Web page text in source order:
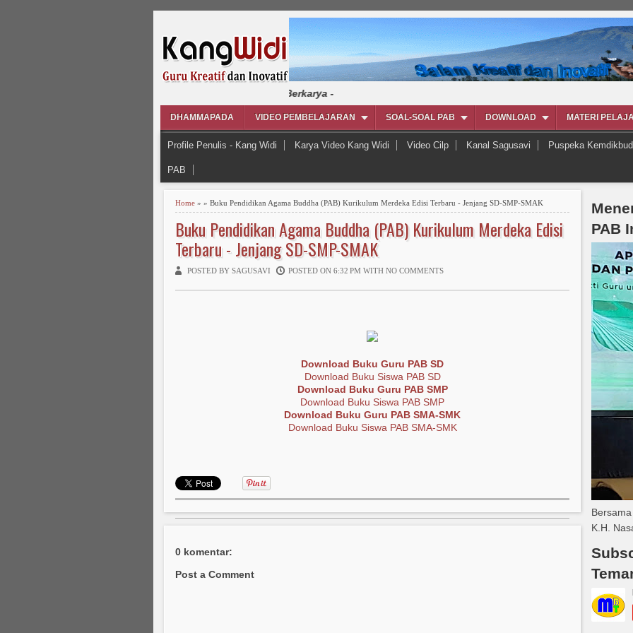
DHAMMAPADA VIDEO PEMBELAJARAN SOAL-SOAL PAB DOWNLOAD MATERI
Profile Penulis - Kang Widi Karya Video Kang Widi Video Cilp Kanal Sagusavi Puspeka Kemdikbud
PAB
Home » » Buku Pendidikan Agama Buddha (PAB) Kurikulum Merdeka Edisi Terbaru - Jenjang SD-SMP-SMAK
Buku Pendidikan Agama Buddha (PAB) Kurikulum Merdeka Edisi
Terbaru - Jenjang SD-SMP-SMAK
POSTED BY SAGUSAVI POSTED ON 6:32 PM WITH NO COMMENTS
Download Buku Guru PAB SD
Download Buku Siswa PAB SD
Download Buku Guru PAB SMP
Download Buku Siswa PAB SMP
Download Buku Guru PAB SMA-SMK
Download Buku Siswa PAB SMA-SMK
0 komentar:
Post a Comment
PAB
K.H.